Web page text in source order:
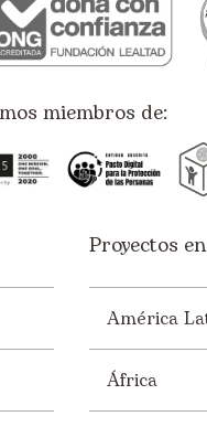
miembros de:
Proyectos
América
África